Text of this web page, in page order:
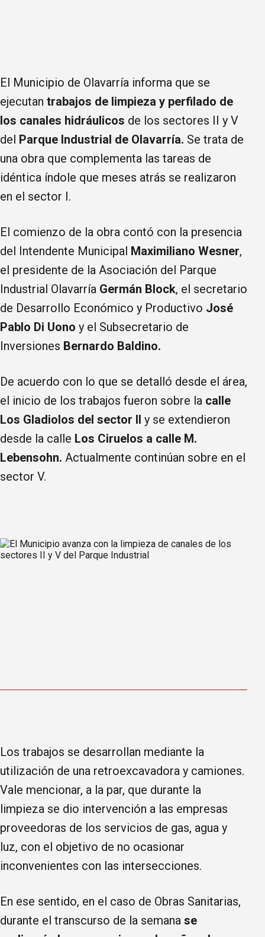
El Municipio de Olavarría informa que se
ejecutan trabajos de limpieza y perfilado de
los canales hidráulicos de los sectores II y V
del Parque Industrial de Olavarría. Se trata de
una obra que complementa las tareas de
idéntica índole que meses atrás se realizaron
en el sector I.
El comienzo de la obra contó con la presencia
del Intendente Municipal Maximiliano Wesner,
el presidente de la Asociación del Parque
Industrial Olavarría Germán Block, el secretario
de Desarrollo Económico y Productivo José
Pablo Di Uono y el Subsecretario de
Inversiones Bernardo Baldino.
De acuerdo con lo que se detalló desde el área,
el inicio de los trabajos fueron sobre la calle
Los Gladiolos del sector II y se extendieron
desde la calle Los Ciruelos a calle M.
Lebensohn. Actualmente continúan sobre en el
sector V.
Los trabajos se desarrollan mediante la
utilización de una retroexcavadora y camiones.
Vale mencionar, a la par, que durante la
limpieza se dio intervención a las empresas
proveedoras de los servicios de gas, agua y
luz, con el objetivo de no ocasionar
inconvenientes con las intersecciones.
En ese sentido, en el caso de Obras Sanitarias,
durante el transcurso de la semana se